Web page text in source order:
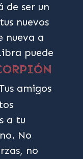
de ser un
nuevos
nueva a
puede
amigos
a tu
No
no